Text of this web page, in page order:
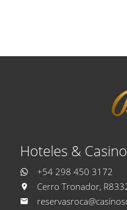
Hoteles &
+54 298 450 3172
Cerro Tronador,